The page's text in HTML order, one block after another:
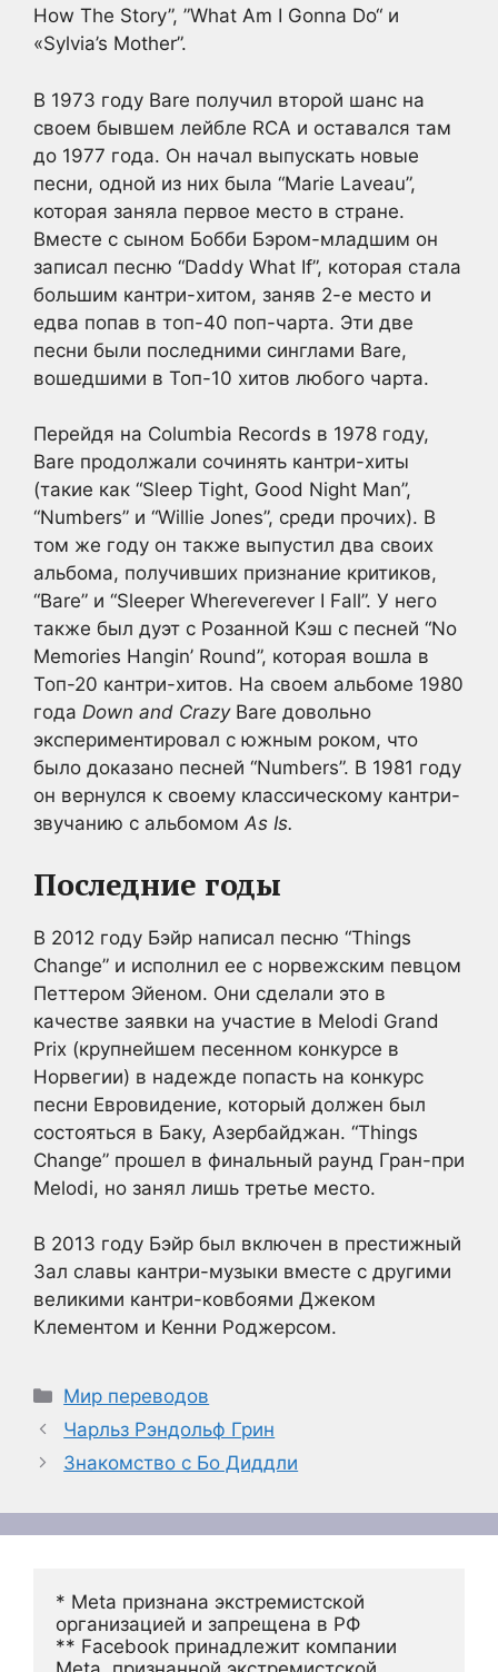
How The Story”, ”What Am I Gonna Do“ и
«Sylvia’s Mother”.
В 1973 году Bare получил второй шанс на
своем бывшем лейбле RCA и оставался там
до 1977 года. Он начал выпускать новые
песни, одной из них была “Marie Laveau”,
которая заняла первое место в стране.
Вместе с сыном Бобби Бэром-младшим он
записал песню “Daddy What If”, которая стала
большим кантри-хитом, заняв 2-е место и
едва попав в топ-40 поп-чарта. Эти две
песни были последними синглами Bare,
вошедшими в Топ-10 хитов любого чарта.
Перейдя на Columbia Records в 1978 году,
Bare продолжали сочинять кантри-хиты
(такие как “Sleep Tight, Good Night Man”,
“Numbers” и “Willie Jones”, среди прочих). В
том же году он также выпустил два своих
альбома, получивших признание критиков,
“Bare” и “Sleeper Whereverever I Fall”. У него
также был дуэт с Розанной Кэш с песней “No
Memories Hangin’ Round”, которая вошла в
Топ-20 кантри-хитов. На своем альбоме 1980
года Down and CrazyBare довольно
экспериментировал с южным роком, что
было доказано песней “Numbers”. В 1981 году
он вернулся к своему классическому кантри-
звучанию с альбомомAs Is.
Последние годы
В 2012 году Бэйр написал песню “Things
Change” и исполнил ее с норвежским певцом
Петтером Эйеном. Они сделали это в
качестве заявки на участие в Melodi Grand
Prix (крупнейшем песенном конкурсе в
Норвегии) в надежде попасть на конкурс
песни Евровидение, который должен был
состояться в Баку, Азербайджан. “Things
Change” прошел в финальный раунд Гран-при
Melodi, но занял лишь третье место.
В 2013 году Бэйр был включен в престижный
Зал славы кантри-музыки вместе с другими
великими кантри-ковбоями Джеком
Клементом и Кенни Роджерсом.
Рубрики
Мир переводов
Чарльз Рэндольф Грин
Знакомство с Бо Диддли
* Meta признана экстремистской
организацией и запрещена в РФ
** Facebook принадлежит компании